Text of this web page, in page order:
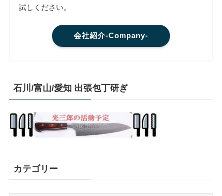
試しください。
会社紹介-Company-
石川/富山/愛知 出張包丁研ぎ
カテゴリー